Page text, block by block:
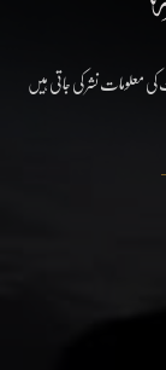
معلومات نشر کی جاتی ہیں